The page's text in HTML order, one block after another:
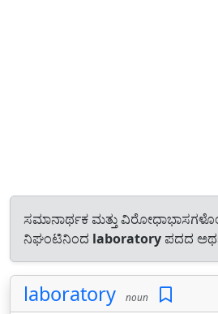
ಸಮಾನಾರ್ಥಕ ಮತ್ತು
ನಿಘಂಟಿನಿಂದ laboratory ಪದದ
laboratory noun